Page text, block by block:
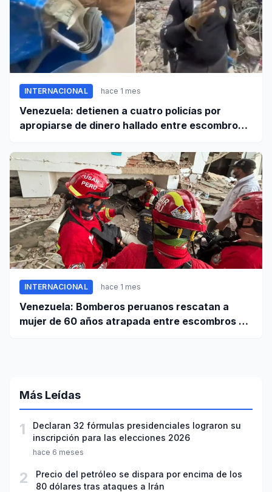
INTERNACIONAL hace 1 mes
Venezuela: detienen a cuatro policías por
apropiarse de dinero hallado entre escombros
INTERNACIONAL hace 1 mes
Venezuela: Bomberos peruanos rescatan a
mujer de 60 años atrapada entre escombros de
Más Leídas
1
Declaran 32 fórmulas presidenciales lograron su
inscripción para las elecciones 2026
hace 6 meses
2
Precio del petróleo se dispara por encima de los
80 dólares tras ataques a Irán